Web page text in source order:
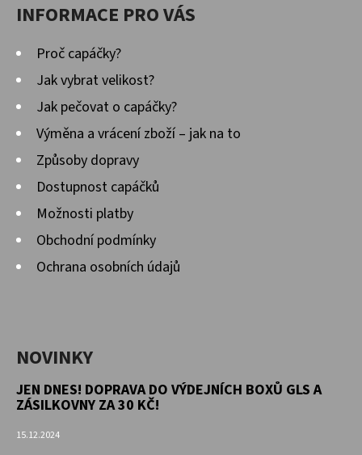
INFORMACE PRO VÁS
Proč capáčky?
Jak vybrat velikost?
Jak pečovat o capáčky?
Výměna a vrácení zboží – jak na to
Způsoby dopravy
Dostupnost capáčků
Možnosti platby
Obchodní podmínky
Ochrana osobních údajů
NOVINKY
JEN DNES! DOPRAVA DO VÝDEJNÍCH BOXŮ GLS A
ZÁSILKOVNY ZA 30 KČ!
15.12.2024